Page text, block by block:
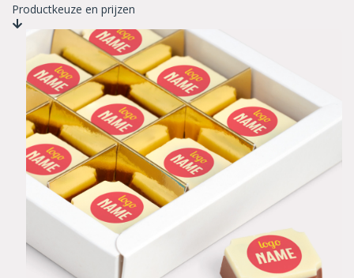
Productkeuze en prijzen